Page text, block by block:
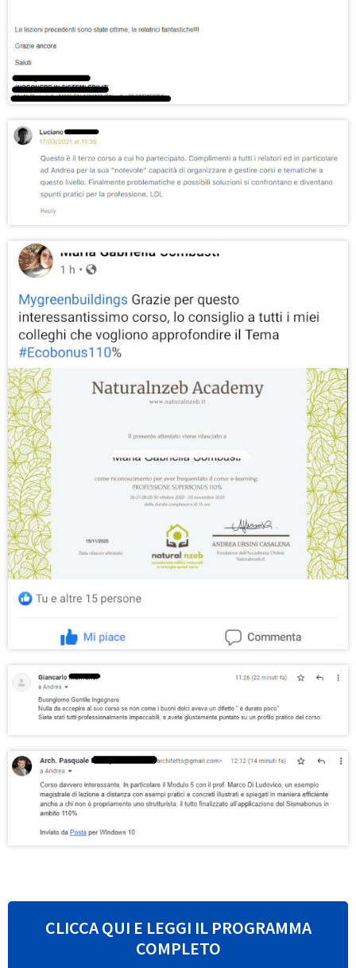
CLICCA QUI E LEGGI IL PROGRAMMA
COMPLETO